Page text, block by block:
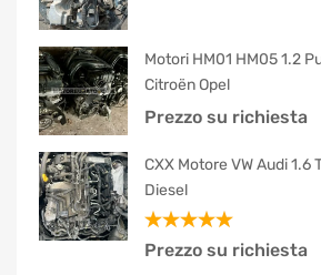
Motori HM01 HM05 1.2
Citroën Opel
Prezzo su richiesta
CXX Motore VW Audi 1.6
Diesel
Valutato
Prezzo su richiesta